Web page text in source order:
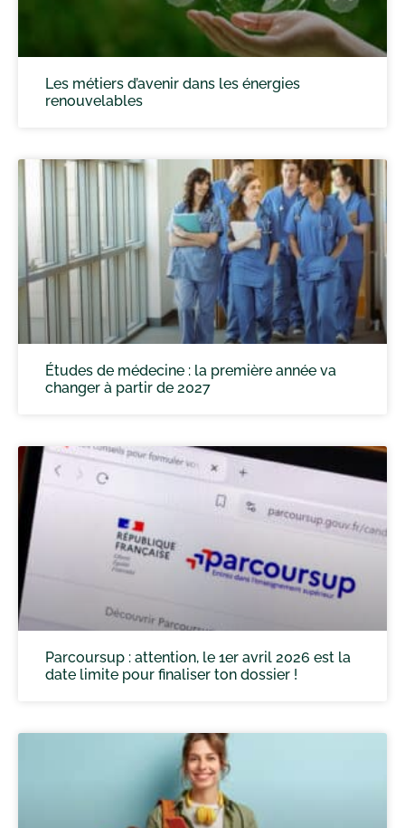
Les métiers d’avenir dans les énergies
renouvelables
Études de médecine : la première année va
changer à partir de 2027
Parcoursup : attention, le 1er avril 2026 est la
date limite pour finaliser ton dossier !